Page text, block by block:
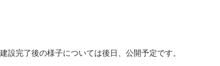
建設完了後の様子については後日、公開予定です。